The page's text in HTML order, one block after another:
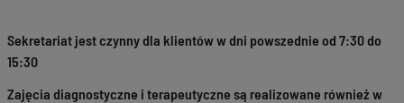
Sekretariat jest czynny dla klientów w dni powszednie od 7:30 do
15:30
Zajęcia diagnostyczne i terapeutyczne są realizowane również w